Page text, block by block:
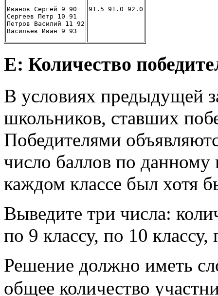
Иванов Сергей 9 90
Сергеев Петр 10 91
Петров Василий 11 92
Васильев Иван 9 93
91.5 91.0 92.0
E: Количество
В условиях предыдущей
школьников, ставших
Победителями
число баллов по данному
каждом классе был хотя
Выведите три числа:
по 9 классу, по 10 классу,
Решение должно иметь
общее количество